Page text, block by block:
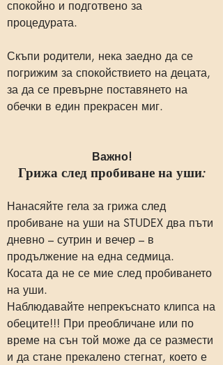
спокойно и подготвено за
процедурата.
Скъпи родители, нека заедно да се
погрижим за спокойствието на децата,
за да се превърне поставянето на
обечки в един прекрасен миг.
Важно!
Грижа след пробиване на уши:
Нанасяйте гела за грижа след
пробиване на уши на STUDEX два пъти
дневно – сутрин и вечер – в
продължение на една седмица.
Косата да не се мие след пробиването
на уши.
Наблюдавайте непрекъснато клипса на
обеците!!! При преобличане или по
време на сън той може да се размести
и да стане прекалено стегнат, което е